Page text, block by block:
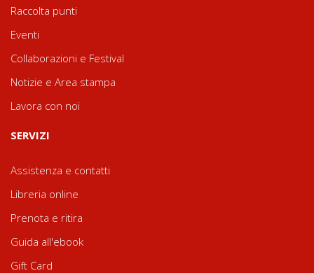
Raccolta punti
Eventi
Collaborazioni e Festival
Notizie e Area stampa
Lavora con noi
SERVIZI
Assistenza e contatti
Libreria online
Prenota e ritira
Guida all'ebook
Gift Card